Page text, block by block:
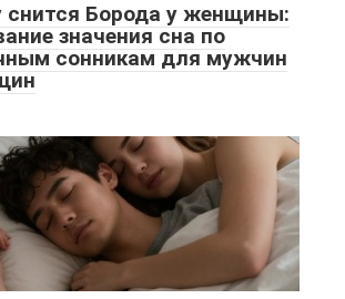
снится Борода у женщины:
значения сна по
сонникам для мужчин